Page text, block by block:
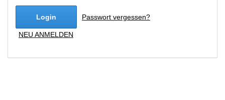
Login Passwort vergessen?
NEU ANMELDEN